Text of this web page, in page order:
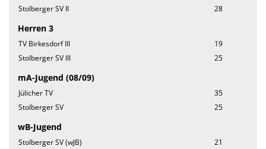
Stolberger SV II
28
Herren 3
TV Birkesdorf III
19
Stolberger SV III
25
mA-Jugend (08/09)
Jülicher TV
35
Stolberger SV
25
wB-Jugend
Stolberger SV (wJB)
21